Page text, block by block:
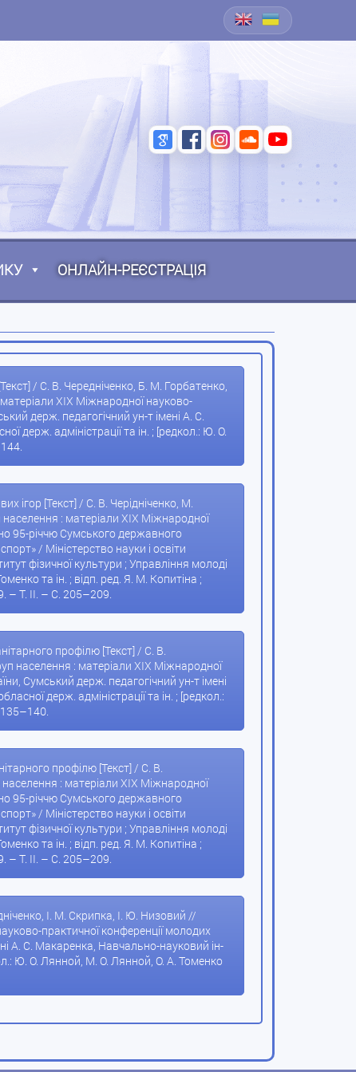
ОНЛАЙН-РЕЄСТРАЦІЯ
/ С. В. Чередніченко, Б. М. Горбатенко,
XIX Міжнародної науково-
держ. педагогічний ун-т імені А. С.
держ. адміністрації та ін. ; [редкол.: Ю. О.
ігор [Текст] / С. В. Черідніченко, М.
: матеріали XIХ Міжнародної
95-річчю Сумського державного
/ Міністерство науки і освіти
фізичної культури ; Управління молоді
та ін. ; відп. ред. Я. М. Копитіна ;
– Т. ІІ. – С. 205–209.
профілю [Текст] / С. В.
населення : матеріали XIX Міжнародної
Сумський держ. педагогічний ун-т імені
держ. адміністрації та ін. ; [редкол.:
профілю [Текст] / С. В.
населення : матеріали XIХ Міжнародної
95-річчю Сумського державного
/ Міністерство науки і освіти
фізичної культури ; Управління молоді
та ін. ; відп. ред. Я. М. Копитіна ;
– Т. ІІ. – С. 205–209.
І. М. Скрипка, І. Ю. Низовий //
практичної конференції молодих
А. С. Макаренка, Навчально-науковий ін-
Ю. О. Лянной, М. О. Лянной, О. А. Томенко